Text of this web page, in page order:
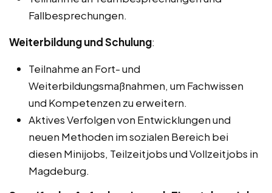
Fallbesprechungen.
Weiterbildung und Schulung:
Teilnahme an Fort- und
Weiterbildungsmaßnahmen, um Fachwissen
und Kompetenzen zu erweitern.
Aktives Verfolgen von Entwicklungen und
neuen Methoden im sozialen Bereich bei
diesen Minijobs, Teilzeitjobs und Vollzeitjobs in
Magdeburg.